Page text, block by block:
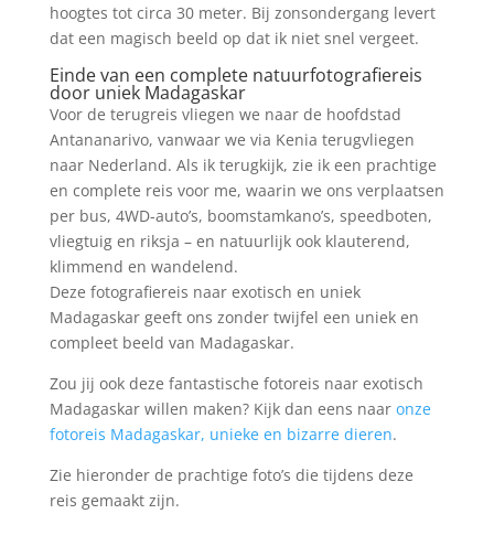
hoogtes tot circa 30 meter. Bij zonsondergang levert
dat een magisch beeld op dat ik niet snel vergeet.
Einde van een complete natuurfotografiereis
door uniek Madagaskar
Voor de terugreis vliegen we naar de hoofdstad
Antananarivo, vanwaar we via Kenia terugvliegen
naar Nederland. Als ik terugkijk, zie ik een prachtige
en complete reis voor me, waarin we ons verplaatsen
per bus, 4WD-auto’s, boomstamkano’s, speedboten,
vliegtuig en riksja – en natuurlijk ook klauterend,
klimmend en wandelend.
Deze fotografiereis naar exotisch en uniek
Madagaskar geeft ons zonder twijfel een uniek en
compleet beeld van Madagaskar.
Zou jij ook deze fantastische fotoreis naar exotisch
Madagaskar willen maken? Kijk dan eens naar onze
fotoreis Madagaskar, unieke en bizarre dieren.
Zie hieronder de prachtige foto’s die tijdens deze
reis gemaakt zijn.